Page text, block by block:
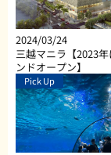
2024/03/24
三越マニラ【2023
ンドオープン】
Pick Up